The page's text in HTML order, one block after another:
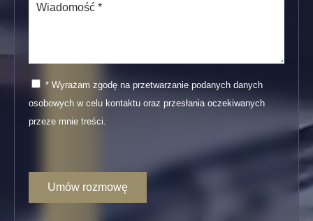
* Wyrażam zgodę na przetwarzanie podanych danych
osobowych w celu kontaktu oraz przesłania oczekiwanych
przeze mnie treści.